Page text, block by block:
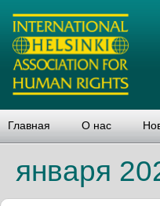
Главная О нас
января